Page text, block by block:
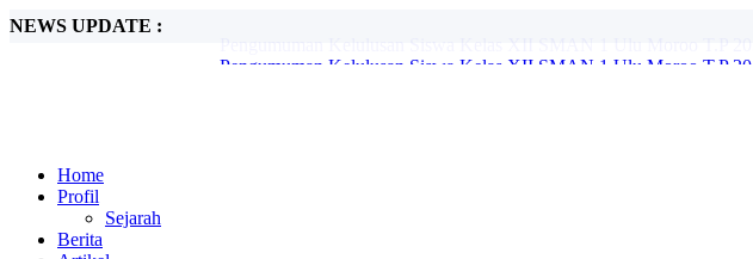
NEWS UPDATE :
Pengumuman Kelulusan Siswa SMAN 1 Ulu Moroo T.P 2022/2023...
Home
Profil
Sejarah
Berita